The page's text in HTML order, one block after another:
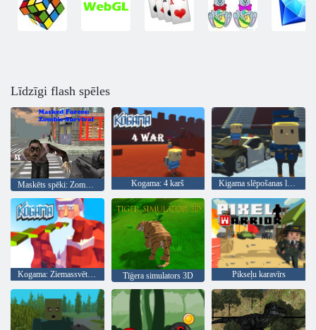
Līdzīgi flash spēles
Maskēts spēki: Zombie Survival Kogama: 4 karš Kigama slēpošanas lekt!
Kogama: Ziemassvētku parks Tīģera simulators 3D Pikseļu karavīrs